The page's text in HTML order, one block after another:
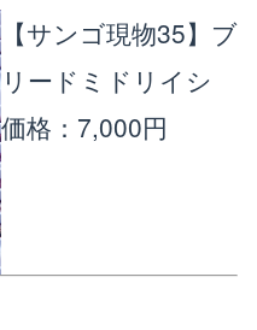
【サンゴ現物35】ブ
リードミドリイシ
価格：7,000円